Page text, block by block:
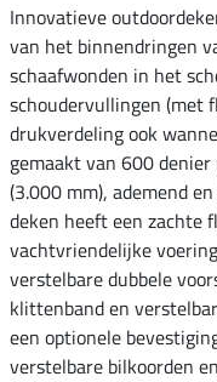
Innovatieve
van het binnendringen
schaafwonden in het
schoudervullingen (met
drukverdeling ook
gemaakt van 600
(3.000 mm), ademend
deken heeft een zachte
vachtvriendelijke
verstelbare dubbele
klittenband en
een optionele
verstelbare bilkoorden